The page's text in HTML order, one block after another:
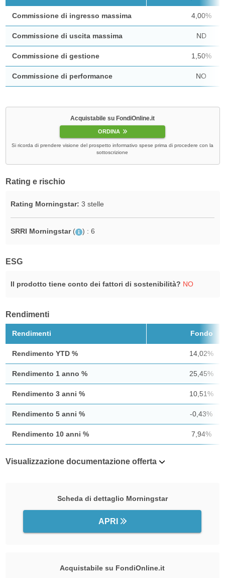
Commissione di ingresso massima 4,00%
Commissione di uscita massima ND
Commissione di gestione 1,50%
Commissione di performance NO
Acquistabile su FondiOnline.it
ORDINA
Si ricorda di prendere visione del prospetto informativo spese prima di procedere con la
sottoscrizione
Rating e rischio
Rating Morningstar: 3 stelle
SRRI Morningstar ( ) : 6
ESG
Il prodotto tiene conto dei fattori di sostenibilità? NO
Rendimenti
Rendimenti Fondo
Rendimento YTD % 14,02%
Rendimento 1 anno % 25,45%
Rendimento 3 anni % 10,51%
Rendimento 5 anni % -0,43%
Rendimento 10 anni % 7,94%
Visualizzazione documentazione offerta
Scheda di dettaglio Morningstar
APRI
Acquistabile su FondiOnline.it